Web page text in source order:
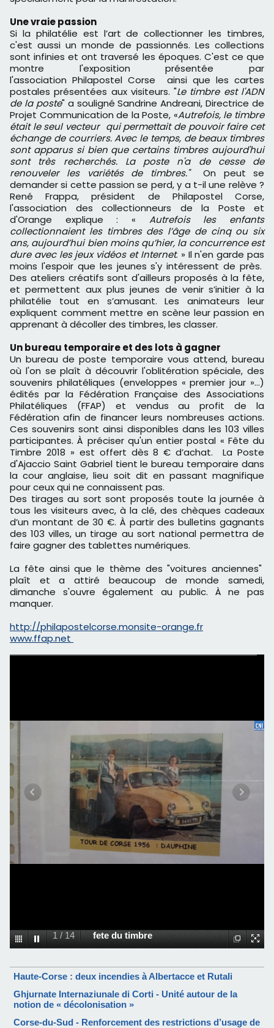
Une vraie passion
Si la philatélie est l’art de collectionner les timbres,
c'est aussi un monde de passionnés. Les collections
sont infinies et ont traversé les époques. C'est ce que
montre l'exposition présentée par
l'association Philapostel Corse ainsi que les cartes
postales présentées aux visiteurs. "Le timbre est l'ADN
de la poste" a souligné Sandrine Andreani, Directrice de
Projet Communication de la Poste, «Autrefois, le timbre
était le seul vecteur qui permettait de pouvoir faire cet
échange de courriers. Avec le temps, de beaux timbres
sont apparus si bien que certains timbres aujourd'hui
sont très recherchés. La poste n'a de cesse de
renouveler les variétés de timbres."
On peut se
demander si cette passion se perd, y a t-il une relève ?
René Frappa, président de Philapostel Corse,
l'association des collectionneurs de la Poste et
d'Orange explique : « Autrefois les enfants
collectionnaient les timbres des l’âge de cinq ou six
ans, aujourd’hui bien moins qu’hier, la concurrence est
dure avec les jeux vidéos et Internet. » Il n'en garde pas
moins l'espoir que les jeunes s'y intéressent de près.
Des ateliers créatifs sont d'ailleurs proposés à la fête,
et permettent aux plus jeunes de venir s’initier à la
philatélie tout en s’amusant. Les animateurs leur
expliquent comment mettre en scène leur passion en
apprenant à décoller des timbres, les classer.
Un bureau temporaire et des lots à gagner
Un bureau de poste temporaire vous attend, bureau
où l'on se plaît à découvrir l'oblitération spéciale, des
souvenirs philatéliques (enveloppes « premier jour »...)
édités par la Fédération Française des Associations
Philatéliques (FFAP) et vendus au profit de la
Fédération afin de financer leurs nombreuses actions.
Ces souvenirs sont ainsi disponibles dans les 103 villes
participantes. À préciser qu'un entier postal « Fête du
Timbre 2018 » est offert dès 8 € d’achat. La Poste
d'Ajaccio Saint Gabriel tient le bureau temporaire dans
la cour anglaise, lieu soit dit en passant magnifique
pour ceux qui ne connaissent pas.
Des tirages au sort sont proposés toute la journée à
tous les visiteurs avec, à la clé, des chèques cadeaux
d’un montant de 30 €. À partir des bulletins gagnants
des 103 villes, un tirage au sort national permettra de
faire gagner des tablettes numériques.
La fête ainsi que le thème des "voitures anciennes"
plaît et a attiré beaucoup de monde samedi,
dimanche s'ouvre également au public. À ne pas
manquer.
http://philapostelcorse.monsite-orange.fr
www.ffap.net
1 / 14 fete du timbre
Haute-Corse : deux incendies à Albertacce et Rutali
Ghjurnate Internaziunale di Corti - Unité autour de la
notion de « décolonisation »
Corse-du-Sud - Renforcement des restrictions d’usage de